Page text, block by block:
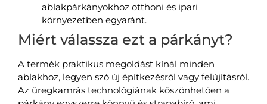
ablakpárkányokhoz otthoni és ipari
környezetben egyaránt.
Miért válassza ezt a párkányt?
A termék praktikus megoldást kínál minden
ablakhoz, legyen szó új építkezésről vagy felújításról.
Az üregkamrás technológiának köszönhetően a